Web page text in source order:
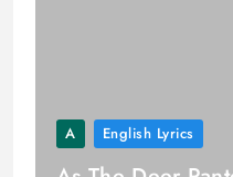
A English Lyrics